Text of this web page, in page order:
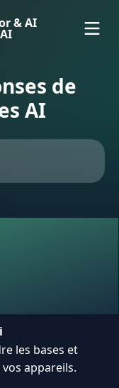
de
AI
les bases et
appareils.